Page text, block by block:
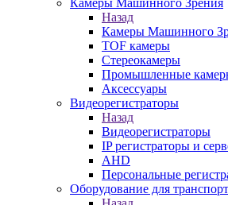
Камеры Машинного Зрения
Назад
Камеры Машинного
TOF камеры
Стереокамеры
Промышленные
Аксессуары
Видеорегистраторы
Назад
Видеорегистраторы
IP регистраторы и
AHD
Персональные
Оборудование для